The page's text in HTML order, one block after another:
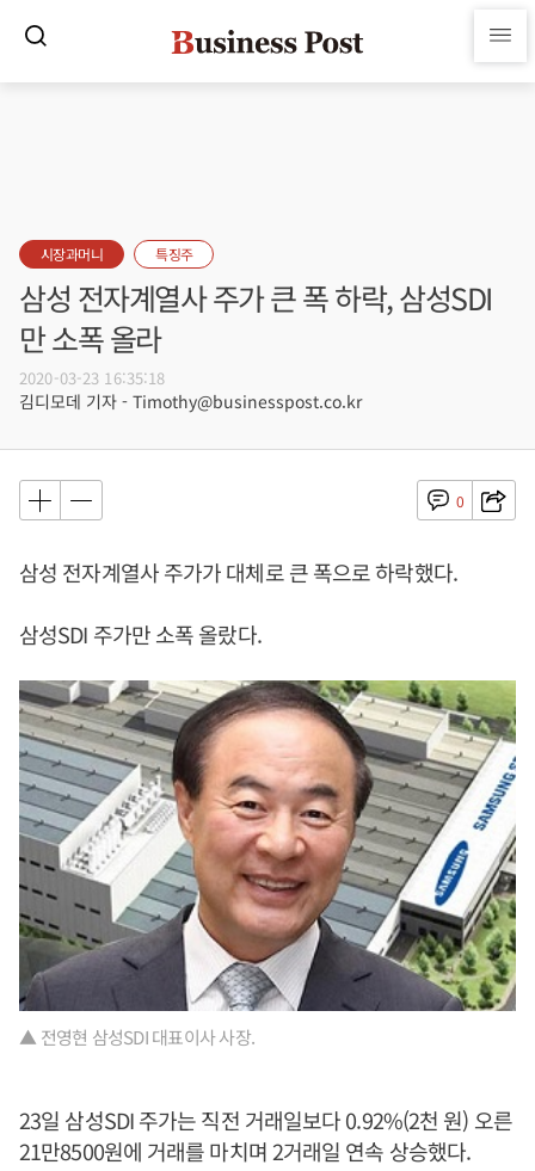
시장과머니 특징주
삼성 전자계열사 주가 큰 폭 하락, 삼성SDI
만 소폭 올라
2020-03-23 16:35:18
김디모데 기자 - Timothy@businesspost.co.kr
0
삼성 전자계열사 주가가 대체로 큰 폭으로 하락했다.
삼성SDI 주가만 소폭 올랐다.
▲ 전영현 삼성SDI 대표이사 사장.
23일 삼성SDI 주가는 직전 거래일보다 0.92%(2천 원) 오른
21만8500원에 거래를 마치며 2거래일 연속 상승했다.